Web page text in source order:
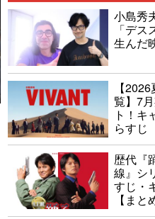
小島秀
「デ
生んだ
【
覧】7
ト！キ
らすじ
歴代『
線』シ
すじ・
【まと